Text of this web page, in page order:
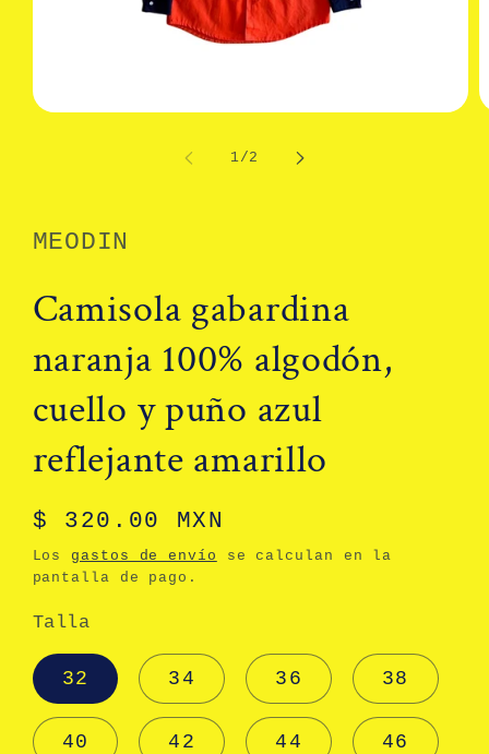
modal
1/de
2
MEODIN
Camisola gabardina
naranja 100% algodón,
cuello y puño azul
reflejante amarillo
Precio
habitual
$ 320.00 MXN
Los gastos de envío
se calculan en la
pantalla de pago.
Talla
32 34 36 38
40 42 44 46